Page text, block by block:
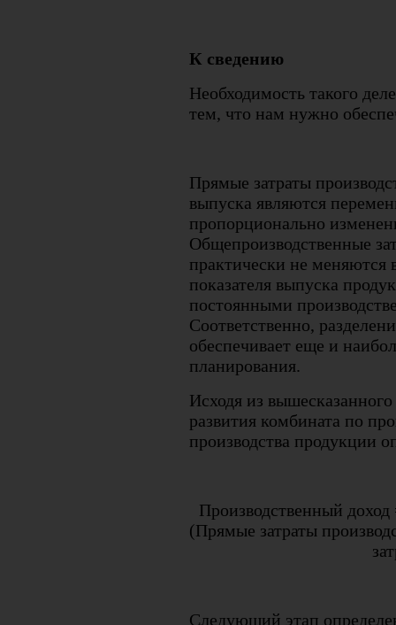
К сведению
Необходимость такого
тем, что нам нужно
Прямые затраты
выпуска являются
пропорционально
Общепроизводственные
практически не меняются
показателя выпуска
постоянными
Соответственно,
обеспечивает еще и
планирования.
Исходя из
развития комбината по
производства продукции
Производственный
(Прямые затраты
Следующий этап